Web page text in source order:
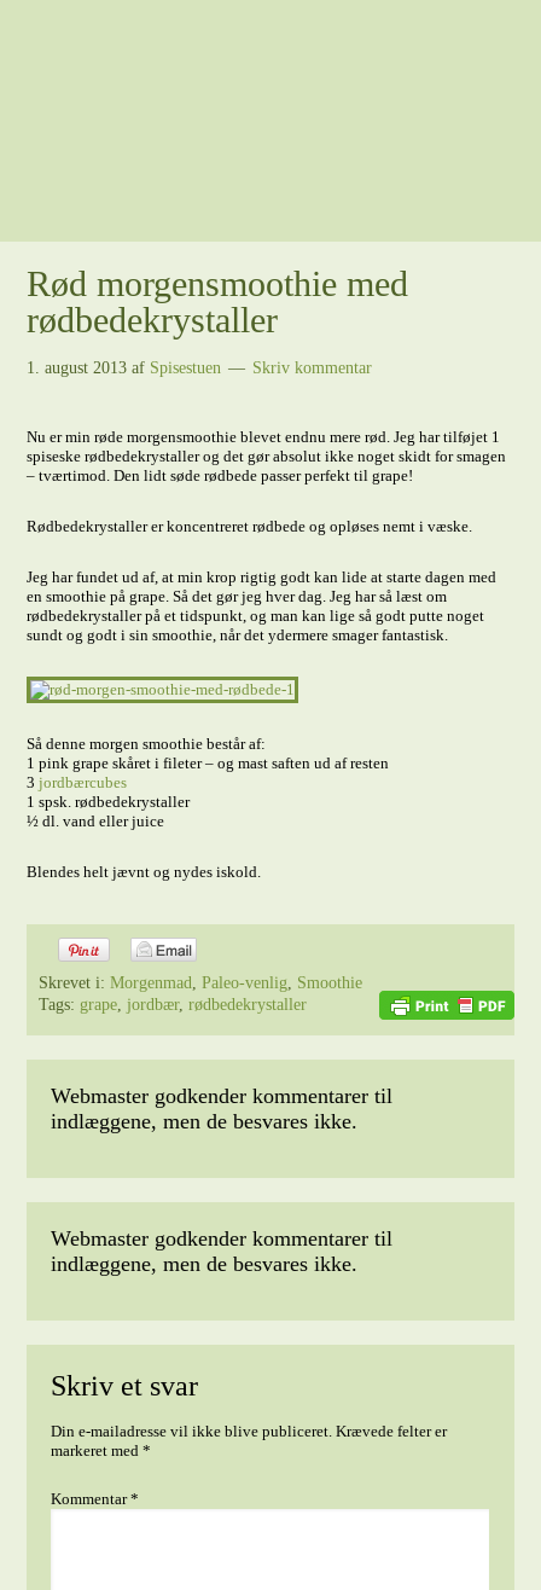
Rød morgensmoothie med
rødbedekrystaller
1. august 2013 af Spisestuen Skriv kommentar
Nu er min røde morgensmoothie blevet endnu mere rød. Jeg har tilføjet 1
spiseske rødbedekrystaller og det gør absolut ikke noget skidt for smagen
– tværtimod. Den lidt søde rødbede passer perfekt til grape!
Rødbedekrystaller er koncentreret rødbede og opløses nemt i væske.
Jeg har fundet ud af, at min krop rigtig godt kan lide at starte dagen med
en smoothie på grape. Så det gør jeg hver dag. Jeg har så læst om
rødbedekrystaller på et tidspunkt, og man kan lige så godt putte noget
sundt og godt i sin smoothie, når det ydermere smager fantastisk.
Så denne morgen smoothie består af:
1 pink grape skåret i fileter – og mast saften ud af resten
3jordbærcubes
1 spsk. rødbedekrystaller
½ dl. vand eller juice
Blendes helt jævnt og nydes iskold.
Skrevet i:Morgenmad,Paleo-venlig, Smoothie
Tags: grape, jordbær,rødbedekrystaller
Webmaster godkender kommentarer til
indlæggene, men de besvares ikke.
Webmaster godkender kommentarer til
indlæggene, men de besvares ikke.
Skriv et svar
Din e-mailadresse vil ikke blive publiceret. Krævede felter er
markeret med*
Kommentar*